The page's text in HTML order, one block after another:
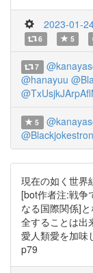
2023-01-
6 5
7
@hanayuu
5
現在の如く世界
[bot作者注:戦争
なる国際関係]
全することは出
愛人類愛を加味
p79